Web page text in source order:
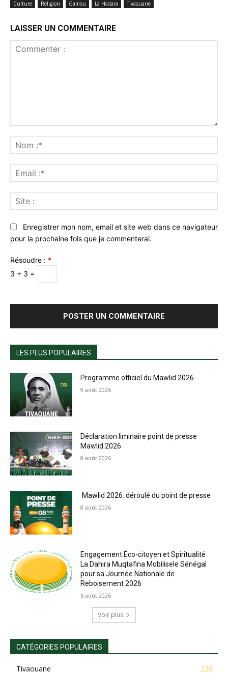
Culture Religion Gamou La Hadara Tivaouane
LAISSER UN COMMENTAIRE
:*
:*
:
Enregistrer mon nom, email et site web dans ce navigateur
pour la prochaine fois que je commenterai.
Résoudre : *
3 + 3 =
LES PLUS POPULAIRES
Programme officiel du Mawlid 2026
9 août 2026
Déclaration liminaire point de presse
Mawlid 2026
8 août 2026
Mawlid 2026: déroulé du point de presse
8 août 2026
Engagement Éco-citoyen et Spiritualité :
La Dahira Muqtafina Mobilisele Sénégal
pour sa Journée Nationale de
Reboisement 2026
6 août 2026
Voir plus
CATÉGORIES POPULAIRES
Tivaouane 229